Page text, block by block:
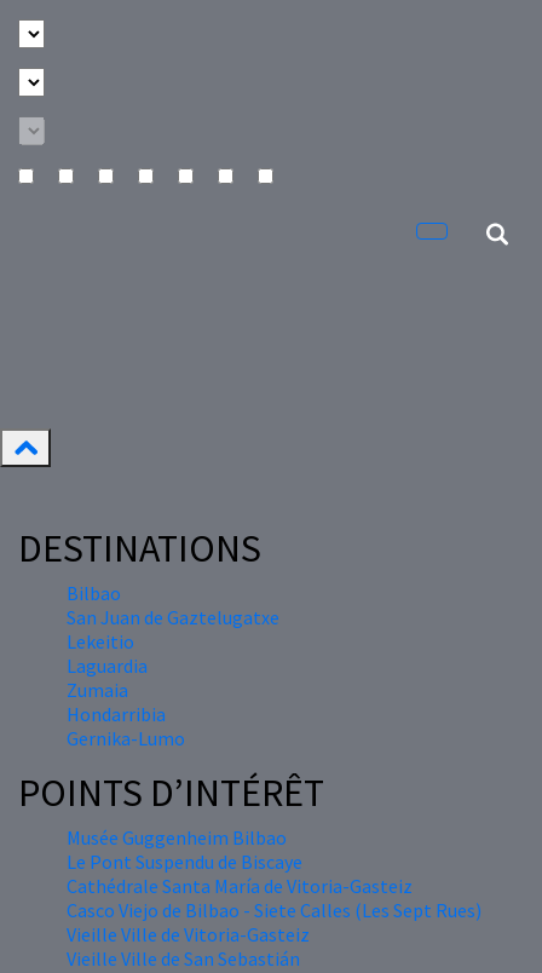
DESTINATIONS
Bilbao
San Juan de Gaztelugatxe
Lekeitio
Laguardia
Zumaia
Hondarribia
Gernika-Lumo
POINTS D’INTÉRÊT
Musée Guggenheim Bilbao
Le Pont Suspendu de Biscaye
Cathédrale Santa María de Vitoria-Gasteiz
Casco Viejo de Bilbao - Siete Calles (Les Sept Rues)
Vieille Ville de Vitoria-Gasteiz
Vieille Ville de San Sebastián